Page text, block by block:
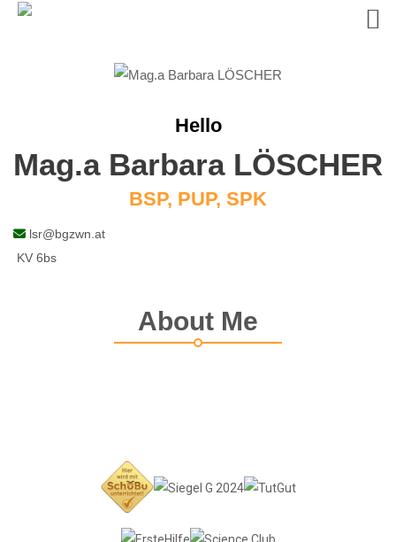
Hello
Mag.a Barbara LÖSCHER
BSP, PUP, SPK
lsr@bgzwn.at
KV 6bs
About Me